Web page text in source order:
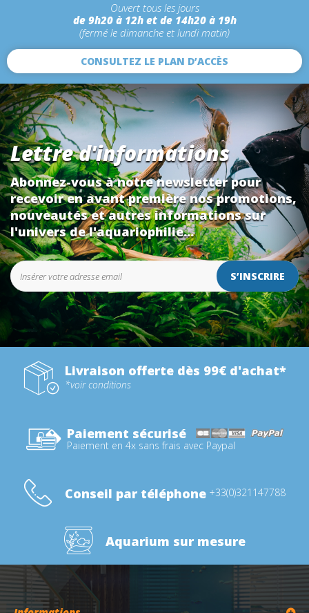
Ouvert tous les jours
de 9h20 à 12h et de 14h20 à 19h
(fermé le dimanche et lundi matin)
CONSULTEZ LE PLAN D’ACCÈS
Lettre d'informations
Abonnez-vous à notre newsletter pour
recevoir en avant première nos promotions,
nouveautés et autres informations sur
l'univers de l'aquariophilie...
S’INSCRIRE
Livraison offerte dès 99€ d'achat*
*voir conditions
Paiement sécurisé
Paiement en 4x sans frais avec Paypal
Conseil par téléphone +33(0)321147788
Aquarium sur mesure